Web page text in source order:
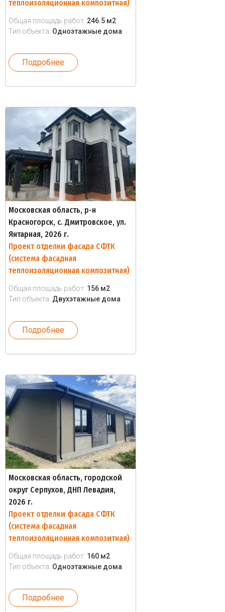
теплоизоляционная композитная)
Общая площадь работ: 246.5 м2
Тип объекта: Одноэтажные дома
Подробнее
Московская область, р-н
Красногорск, с. Дмитровское, ул.
Янтарная, 2026 г.
Проект отделки фасада СФТК
(система фасадная
теплоизоляционная композитная)
Общая площадь работ: 156 м2
Тип объекта: Двухэтажные дома
Подробнее
Московская область, городской
округ Серпухов, ДНП Левадия,
2026 г.
Проект отделки фасада СФТК
(система фасадная
теплоизоляционная композитная)
Общая площадь работ: 160 м2
Тип объекта: Одноэтажные дома
Подробнее